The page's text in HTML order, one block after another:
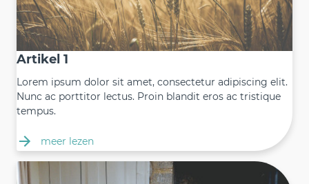
Artikel 1
Lorem ipsum dolor sit amet, consectetur adipiscing elit.
Nunc ac porttitor lectus. Proin blandit eros ac tristique
tempus.
meer lezen